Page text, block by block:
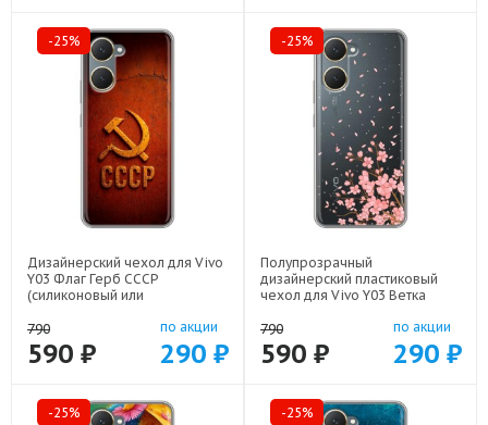
-25%
Дизайнерский чехол для Vivo
Y03 Флаг Герб СССР
(силиконовый или
арт: 83104-22607
790
590 ₽
по акции
290 ₽
-25%
Полупрозрачный
дизайнерский пластиковый
чехол для Vivo Y03 Ветка
790
590 ₽
по акции
290 ₽
-25% -25%